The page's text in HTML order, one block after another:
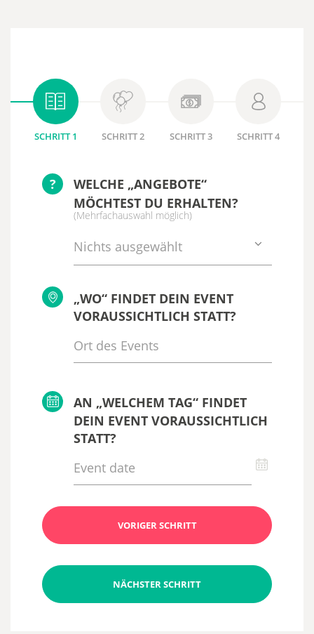
SCHRITT 1 SCHRITT 2 SCHRITT 3 SCHRITT 4
?
WELCHE „ANGEBOTE“
MÖCHTEST DU ERHALTEN?
(Mehrfachauswahl möglich)
Nichts ausgewählt
„WO“ FINDET DEIN EVENT
VORAUSSICHTLICH STATT?
AN „WELCHEM TAG“ FINDET
DEIN EVENT VORAUSSICHTLICH
STATT?
VORIGER SCHRITT
NÄCHSTER SCHRITT